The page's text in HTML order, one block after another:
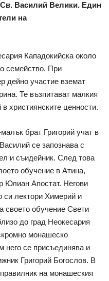
Св. Василий Велики. Един
на
Кападокийска около
семейство. При
дейно участие вземат
Те възпитават малкия
християнските ценности.
брат Григорий учат в
се запознава с
и съидейник. След това
обучение в Атина,
Юлиан Апостат. Негови
си лектори Химерий и
своето обучение Свети
до град Неокесария
монашеско
се присъединява и
Григорий Богослов. В
на монашеския